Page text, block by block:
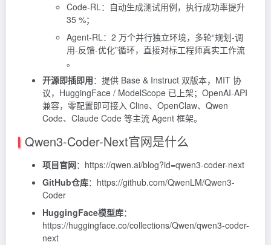
Code-RL：自动生成测试用例，执行成功率提升
35 %；
Agent-RL：2 万个并行独立环境，多轮“规划-调
用-反馈-优化”循环，直接对标工程师真实工作流
。
开源即插即用：提供 Base & Instruct 双版本，MIT 协
议，HuggingFace / ModelScope 已上架；OpenAI-API
兼容，零配置即可接入 Cline、OpenClaw、Qwen
Code、Claude Code 等主流 Agent 框架。
Qwen3-Coder-Next官网是什么
项目官网：https://qwen.ai/blog?id=qwen3-coder-next
GitHub仓库：https://github.com/QwenLM/Qwen3-
Coder
HuggingFace模型库：
https://huggingface.co/collections/Qwen/qwen3-coder-
next